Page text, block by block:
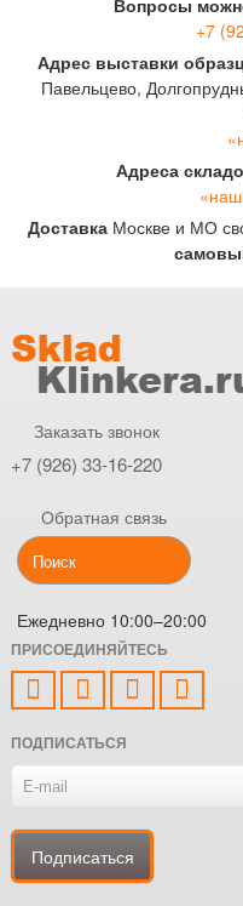
+7
Адрес выставки
Павельцево,
Адреса
Доставка Москве и МО
Заказать звонок
+7 (926) 33-16-220
Обратная связь
Ежедневно 10:00–20:00
ПРИСОЕДИНЯЙТЕСЬ
ПОДПИСАТЬСЯ